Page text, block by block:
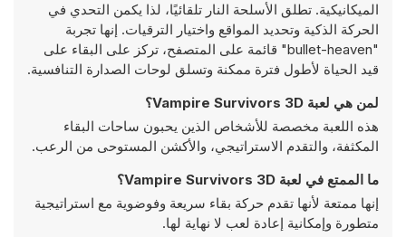
الميكانيكية. تطلق الأسلحة النار تلقائيًا، لذا يكمن التحدي في
الحركة الذكية وتحديد المواقع واختيار الترقيات. إنها تجربة
"bullet-heaven" قائمة على المتصفح، تركز على البقاء على
قيد الحياة لأطول فترة ممكنة وتسلق لوحات الصدارة التنافسية.
لمن هي لعبة Vampire Survivors 3D؟
هذه اللعبة مخصصة للأشخاص الذين يحبون ساحات البقاء
المكثفة، والتقدم الاستراتيجي، والأكشن المستوحى من الرعب.
ما الممتع في لعبة Vampire Survivors 3D؟
إنها ممتعة لأنها تقدم حركة بقاء سريعة وفوضوية مع استراتيجية
متطورة وإمكانية إعادة لعب لا نهاية لها.